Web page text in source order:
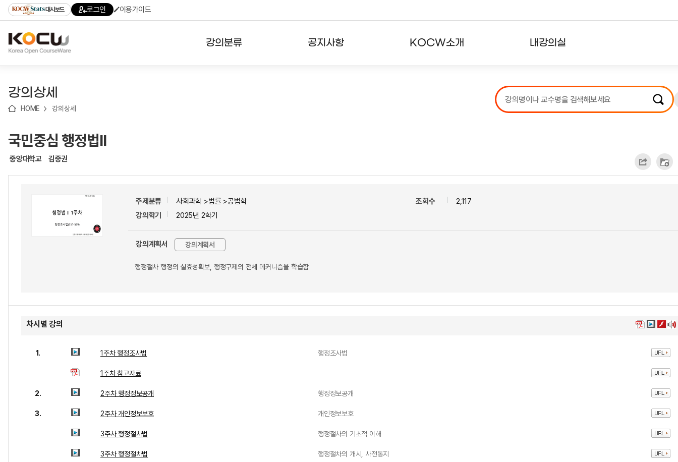
기
기
기
content)
가
대시보드 로그인 이용가이드
강의분류 공지사항 KOCW소개 내강의실
강의리스트
수강확인증강의
강의상세
HOME 강의상세
국민중심 행정법ll
중앙대학교 김중권
주제분류
사회과학 >법률 >공법학
강의학기
2025년 2학기
조회수 2,117
강의계획서 강의계획서
행정절차 행정의 실효성확보, 행정구제의 전체 메커니즘을 학습함
차시별 강의
1. 1주차 행정조사법 행정조사법
1주차 참고자료
2. 2주차 행정정보공개 행정정보공개
3. 2주차 개인정보보호 개인정보보호
3주차 행정절차법 행정절차의 기초적 이해
3주차 행정절차법 행정절차의 개시, 사전통지